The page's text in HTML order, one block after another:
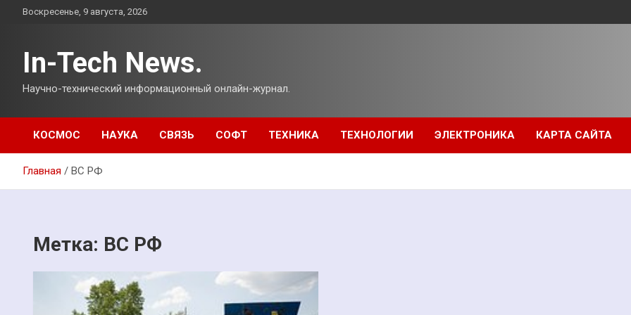
ПерейтиВоскресенье, 9 августа, 2026
In-Tech News.
Научно-технический информационный онлайн-журнал.
КОСМОС НАУКА СВЯЗЬ СОФТ ТЕХНИКА ТЕХНОЛОГИИ ЭЛЕКТРОНИКА КАРТА САЙТА
Главная ВС РФ
Метка: ВС РФ